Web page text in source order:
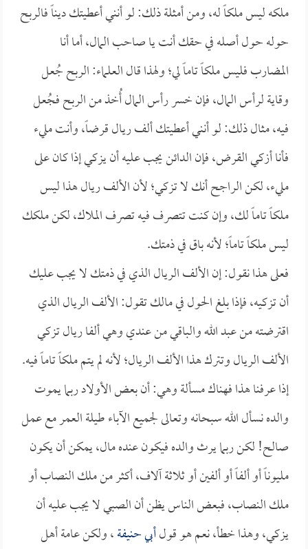
ملكه ليس ملكاً له، ومن أمثلة ذلك: لو أنني أعطيتك ديناً فالربح
حوله حول أصله في حقك أنت يا صاحب المال، أما أنا
المضارب فليس ملكاً تاماً لي؛ ولهذا قال العلماء: الربح جُعل
وقاية لرأس المال، فإن خسر رأس المال أُخذ من الربح فجُعل
فيه، مثال ذلك: لو أنني أعطيتك ألف ريال قرضاً، وأنت مليء
فأنا أزكي القرض، فإن الدائن يجب عليه أن يزكي إذا كان على
مليء، لكن الراجح أنك لا تزكي؛ لأن الألف ريال هذا ليس
ملكاً تاماً لك، وإن كنت تتصرف فيه تصرف الملاك، لكن ملكك
ليس ملكاً تاماً؛ لأنه باق في ذمتك.
فعلى هذا نقول: إن الألف الريال الذي في ذمتك لا يجب عليك
أن تزكيه، فإذا بلغ الحول في مالك تقول: الألف الريال الذي
اقترضته من عبد الله والباقي من عندي وهي ألفا ريال تزكي
الألف الريال وتترك هذا الألف الريال؛ لأنه لم يتم ملكاً تاماً فيه.
إذا عرفنا هذا فهناك مسألة وهي: أن بعض الأولاد ربما يموت
والده نسأل الله سبحانه وتعالى لجميع الآباء طيلة العمر مع عمل
صالح! لكن ربما يرث والده فيكون عنده مال، يمكن أن يكون
مليوناً أو ألفاً أو ألفين أو ثلاثة آلاف، أكثر من ملك النصاب أو
ملك النصاب، فبعض الناس يظن أن الصبي لا يجب عليه أن
يزكي، وهذا خطأ، نعم هو قولأبي حنيفة، ولكن عامة أهل